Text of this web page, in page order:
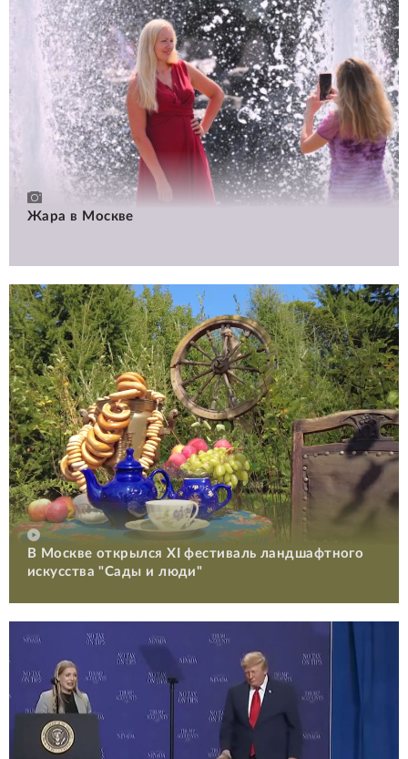
Жара в Москве
В Москве открылся XI фестиваль ландшафтного
искусства "Сады и люди"